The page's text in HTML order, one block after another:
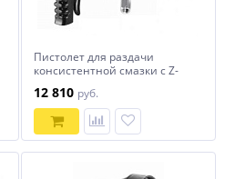
Пистолет для раздачи
консистентной смазки с Z-
резиновым шлангом
12 810 руб.